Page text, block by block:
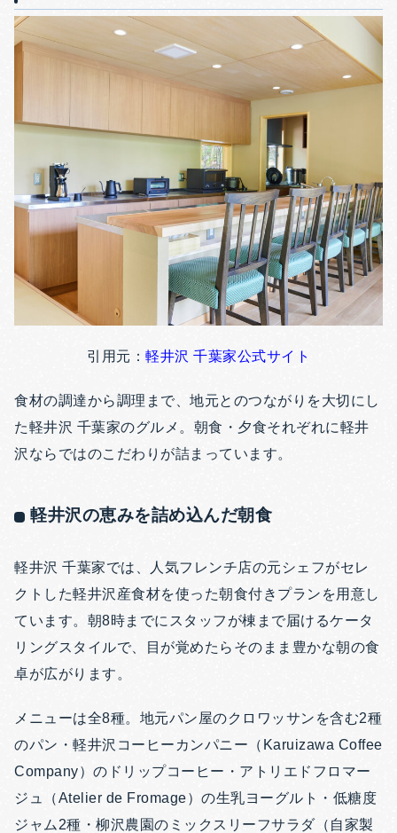
引用元： 軽井沢 千葉家公式サイト
食材の調達から調理まで、地元とのつながりを大切にし
た軽井沢 千葉家のグルメ。朝食・夕食それぞれに軽井
沢ならではのこだわりが詰まっています。
軽井沢の恵みを詰め込んだ朝食
軽井沢 千葉家では、人気フレンチ店の元シェフがセレ
クトした軽井沢産食材を使った朝食付きプランを用意し
ています。朝8時までにスタッフが棟まで届けるケータ
リングスタイルで、目が覚めたらそのまま豊かな朝の食
卓が広がります。
メニューは全8種。地元パン屋のクロワッサンを含む2種
のパン・軽井沢コーヒーカンパニー（Karuizawa Coffee
Company）のドリップコーヒー・アトリエドフロマー
ジュ（Atelier de Fromage）の生乳ヨーグルト・低糖度
ジャム2種・柳沢農園のミックスリーフサラダ（自家製